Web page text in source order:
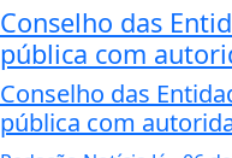
Conselho das
pública com
Conselho das
pública com